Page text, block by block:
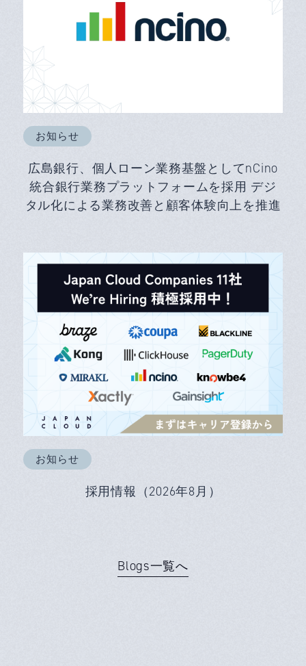
お知らせ
広島銀行、個人ローン業務基盤としてnCino
統合銀行業務プラットフォームを採用 デジ
タル化による業務改善と顧客体験向上を推進
お知らせ
採用情報（2026年8月）
Blogs一覧へ